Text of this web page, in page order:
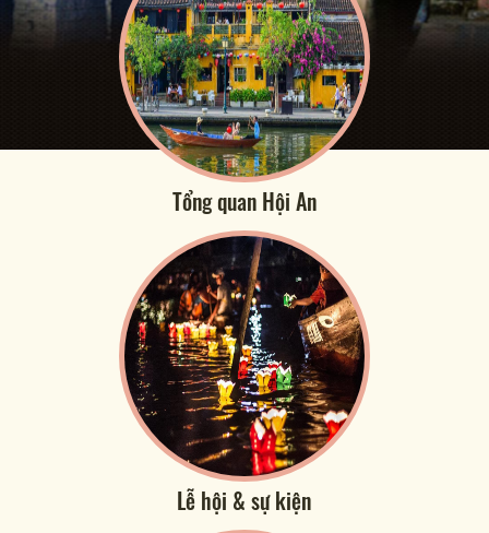
Tổng quan Hội An
Lễ hội & sự kiện